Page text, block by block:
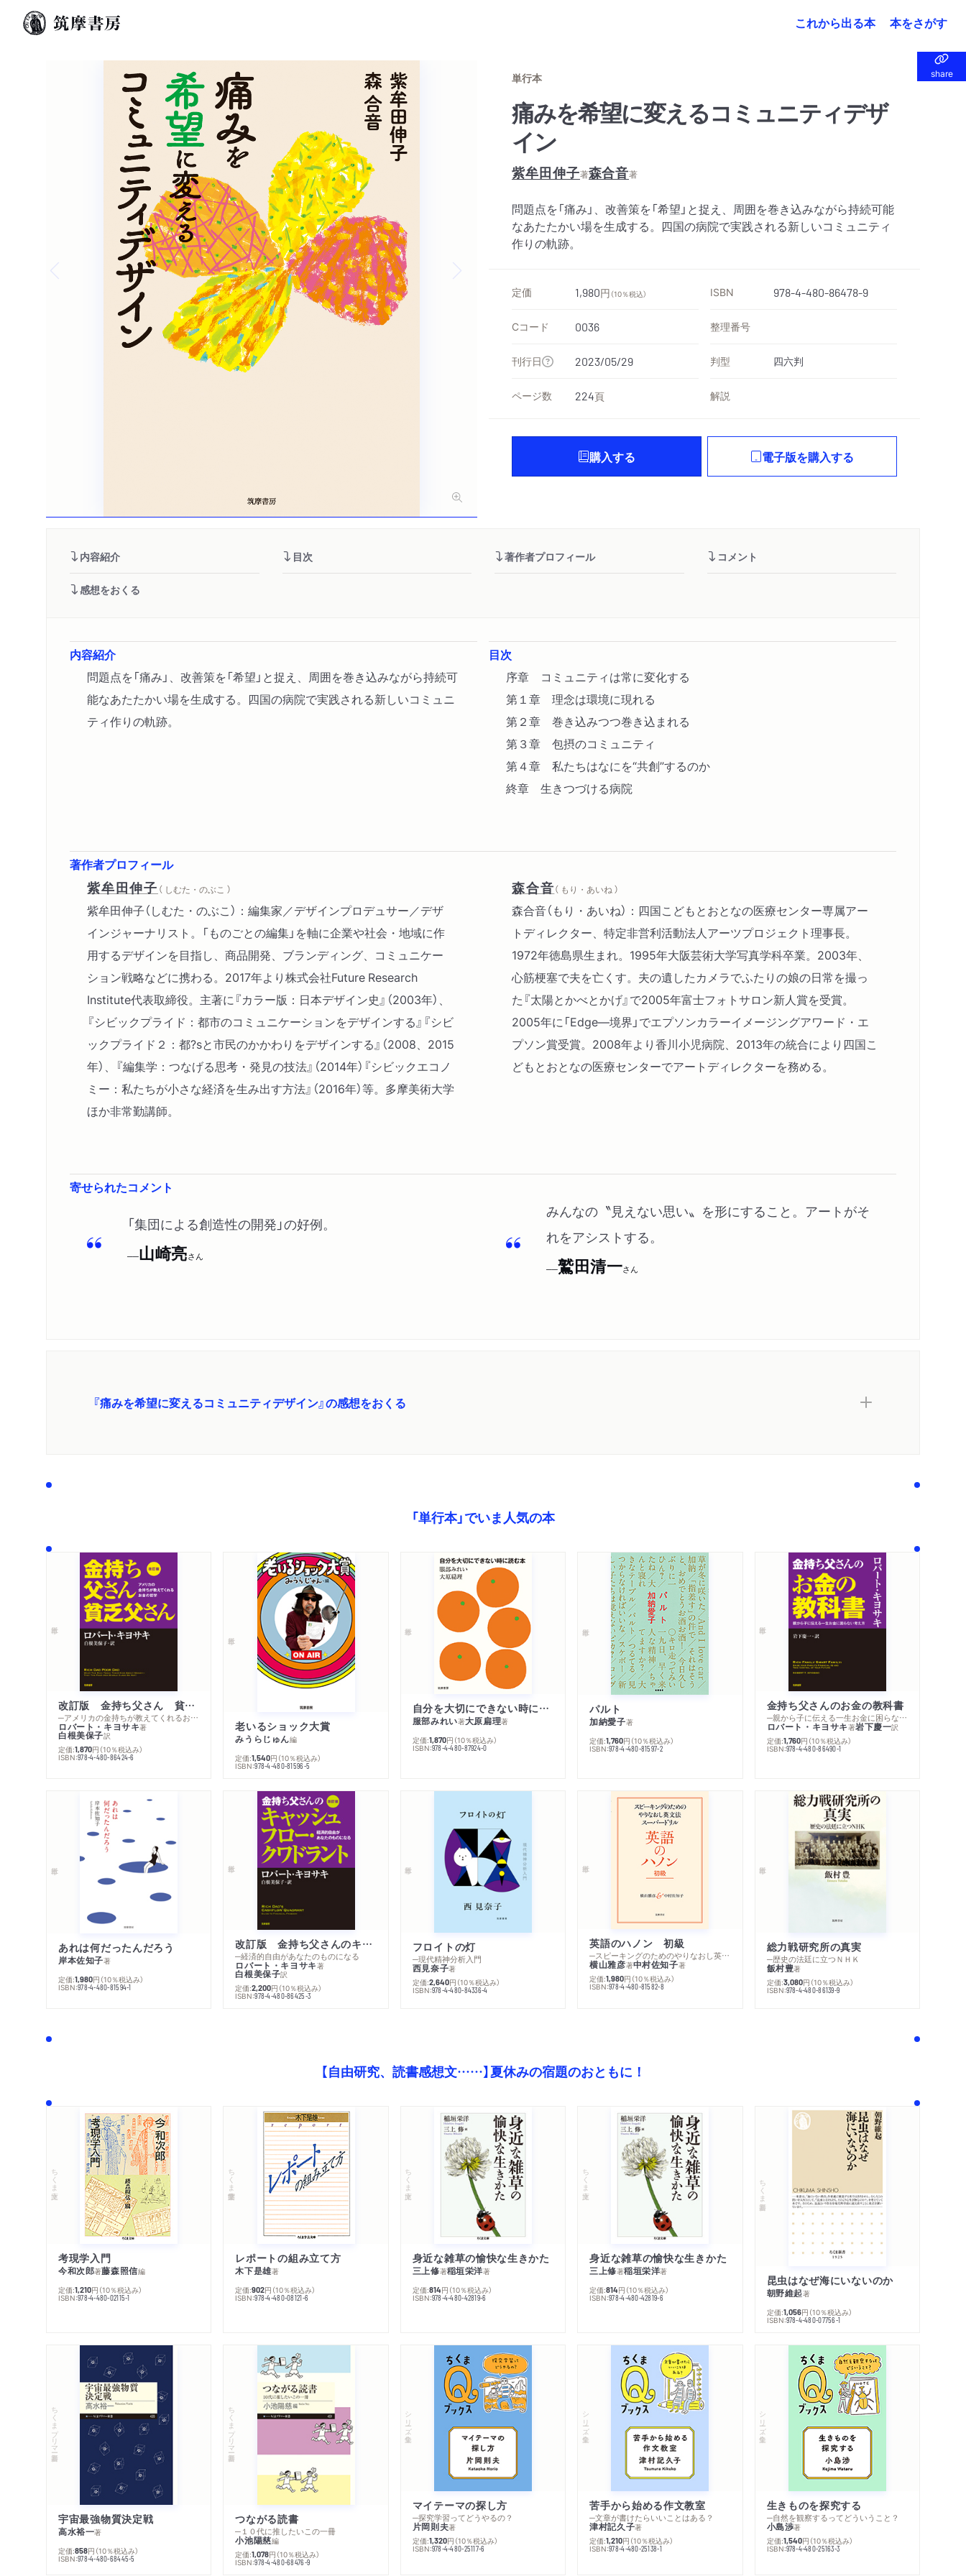
これから出る本 本をさがす
share
share
Previous slide
単行本
痛みを希望に変えるコミュニティデザ
イン
紫牟田伸子著森合音著
問題点を「痛み」、改善策を「希望」と捉え、周囲を巻き込みながら持続可能
なあたたかい場を生成する。四国の病院で実践される新しいコミュニティ
作りの軌跡。
定価 1,980円 （10％税込） ISBN 978-4-480-86478-9
Cコード 0036 整理番号
刊行日 2023/05/29 判型 四六判
ページ数 224頁 解説
購入する 電子版を購入する
内容紹介 目次 著作者プロフィール コメント
感想をおくる
内容紹介
問題点を「痛み」、改善策を「希望」と捉え、周囲を巻き込みながら持続可
能なあたたかい場を生成する。四国の病院で実践される新しいコミュニ
ティ作りの軌跡。
目次
序章 コミュニティは常に変化する
第１章 理念は環境に現れる
第２章 巻き込みつつ巻き込まれる
第３章 包摂のコミュニティ
第４章 私たちはなにを“共創”するのか
終章 生きつづける病院
著作者プロフィール
紫牟田伸子 （ しむた・のぶこ ）
紫牟田伸子（しむた・のぶこ）：編集家／デザインプロデュサー／デザ
インジャーナリスト。「ものごとの編集」を軸に企業や社会・地域に作
用するデザインを目指し、商品開発、ブランディング、コミュニケー
ション戦略などに携わる。2017年より株式会社Future Research
Institute代表取締役。主著に『カラー版：日本デザイン史』（2003年）、
『シビックプライド：都市のコミュニケーションをデザインする』『シビ
ックプライド２：都?sと市民のかかわりをデザインする』（2008、2015
年）、『編集学：つなげる思考・発見の技法』（2014年）『シビックエコノ
ミー：私たちが小さな経済を生み出す方法』（2016年）等。多摩美術大学
ほか非常勤講師。
森合音（ もり・あいね ）
森合音（もり・あいね）：四国こどもとおとなの医療センター専属アー
トディレクター、特定非営利活動法人アーツプロジェクト理事長。
1972年徳島県生まれ。1995年大阪芸術大学写真学科卒業。2003年、
心筋梗塞で夫を亡くす。夫の遺したカメラでふたりの娘の日常を撮っ
た『太陽とかべとかげ』で2005年富士フォトサロン新人賞を受賞。
2005年に「Edge―境界」でエプソンカラーイメージングアワード・エ
プソン賞受賞。2008年より香川小児病院、2013年の統合により四国こ
どもとおとなの医療センターでアートディレクターを務める。
寄せられたコメント
「集団による創造性の開発」の好例。
──山崎亮さん
みんなの〝見えない思い〟を形にすること。アートがそ
れをアシストする。
──鷲田清一さん
『痛みを希望に変えるコミュニティデザイン』の感想をおくる
「単行本」でいま人気の本
改訂版 金持ち父さん 貧乏父さん
─アメリカの金持ちが教えてくれるお金の哲学
ロバート・キヨサキ著
白根美保子訳
定価:1,870円 （10％税込み）
ISBN:978-4-480-86424-6
老いるショック大賞
みうらじゅん編
定価:1,540円 （10％税込み）
ISBN:978-4-480-81596-5
自分を大切にできない時に読む本
服部みれい著大原扁理著
定価:1,870円 （10％税込み）
ISBN:978-4-480-87924-0
パルト
加納愛子著
定価:1,760円 （10％税込み）
ISBN:978-4-480-81597-2
金持ち父さんのお金の教科書
─親から子に伝える一生お金に困らない考え方
ロバート・キヨサキ著岩下慶一訳
定価:1,760円 （10％税込み）
ISBN:978-4-480-86490-1
あれは何だったんだろう
岸本佐知子著
定価:1,980円 （10％税込み）
ISBN:978-4-480-81594-1
改訂版 金持ち父さんのキャッシュフロー・クワドラント
─経済的自由があなたのものになる
ロバート・キヨサキ著
白根美保子訳
定価:2,200円 （10％税込み）
ISBN:978-4-480-86425-3
フロイトの灯
─現代精神分析入門
西見奈子著
定価:2,640円 （10％税込み）
ISBN:978-4-480-84336-4
英語のハノン 初級
─スピーキングのためのやりなおし英文法スーパードリル
横山雅彦著中村佐知子著
定価:1,980円 （10％税込み）
ISBN:978-4-480-81582-8
総力戦研究所の真実
─歴史の法廷に立つＮＨＫ
飯村豊著
定価:3,080円 （10％税込み）
ISBN:978-4-480-86139-9
【自由研究、読書感想文……】夏休みの宿題のおともに！
ちくま文庫
考現学入門
今和次郎著藤森照信編
定価:1,210円 （10％税込み）
ISBN:978-4-480-02115-1
ちくま学芸文庫
レポートの組み立て方
木下是雄著
定価:902円 （10％税込み）
ISBN:978-4-480-08121-6
ちくま文庫
身近な雑草の愉快な生きかた
三上修著稲垣栄洋著
定価:814円 （10％税込み）
ISBN:978-4-480-42819-6
ちくま文庫
身近な雑草の愉快な生きかた
三上修著稲垣栄洋著
定価:814円 （10％税込み）
ISBN:978-4-480-42819-6
ちくま新書
昆虫はなぜ海にいないのか
朝野維起著
定価:1,056円 （10％税込み）
ISBN:978-4-480-07756-1
ちくまプリマー新書
宇宙最強物質決定戦
高水裕一著
定価:858円 （10％税込み）
ISBN:978-4-480-68445-5
ちくまプリマー新書
つながる読書
─１０代に推したいこの一冊
小池陽慈編
定価:1,078円 （10％税込み）
ISBN:978-4-480-68476-9
シリーズ・全集
マイテーマの探し方
─探究学習ってどうやるの？
片岡則夫著
定価:1,320円 （10％税込み）
ISBN:978-4-480-25117-6
シリーズ・全集
苦手から始める作文教室
─文章が書けたらいいことはある？
津村記久子著
定価:1,210円 （10％税込み）
ISBN:978-4-480-25138-1
シリーズ・全集
生きものを探究する
─自然を観察するってどういうこと？
小島渉著
定価:1,540円 （10％税込み）
ISBN:978-4-480-25163-3